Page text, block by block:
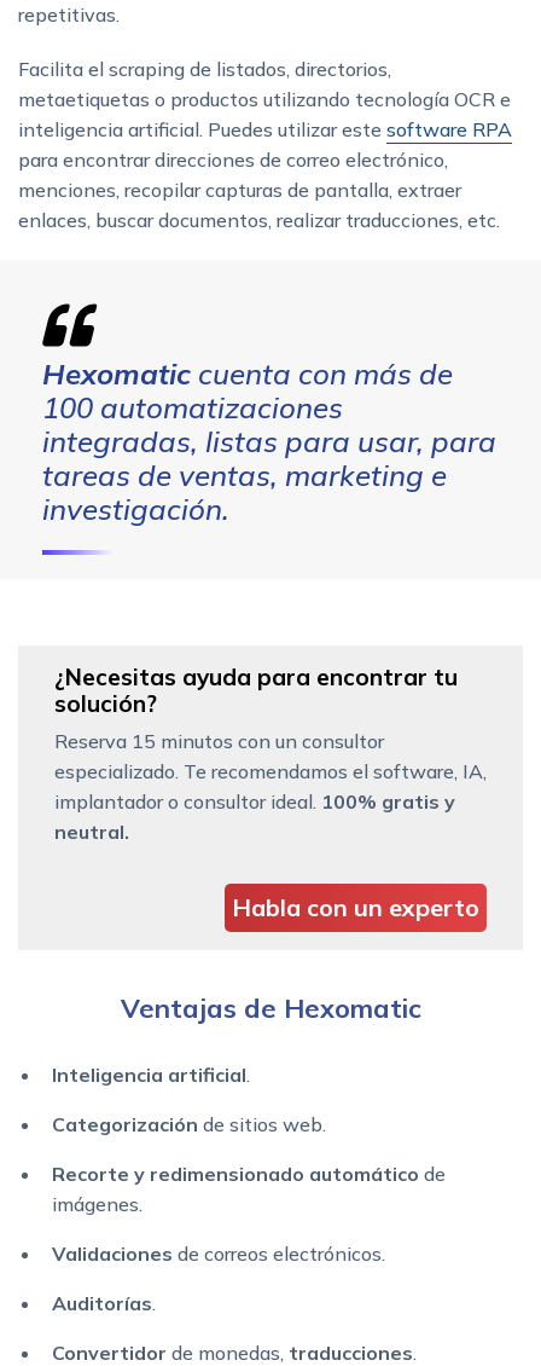
repetitivas.
Facilita el scraping de listados, directorios,
metaetiquetas o productos utilizando tecnología OCR e
inteligencia artificial. Puedes utilizar este software RPA
para encontrar direcciones de correo electrónico,
menciones, recopilar capturas de pantalla, extraer
enlaces, buscar documentos, realizar traducciones, etc.
Hexomatic cuenta con más de
100 automatizaciones
integradas, listas para usar, para
tareas de ventas, marketing e
investigación.
¿Necesitas ayuda para encontrar tu
solución?
Reserva 15 minutos con un consultor
especializado. Te recomendamos el software, IA,
implantador o consultor ideal. 100% gratis y
neutral.
Habla con un experto
Ventajas de Hexomatic
Inteligencia artificial
Categorización de sitios web.
Recorte y redimensionado automático de
imágenes.
Validaciones de correos electrónicos.
Auditorías
Convertidor de monedas, traducciones